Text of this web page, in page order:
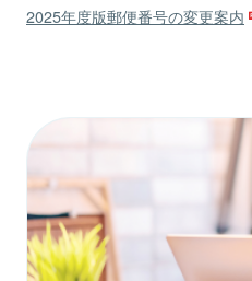
2025年度版郵便番号の変更案内